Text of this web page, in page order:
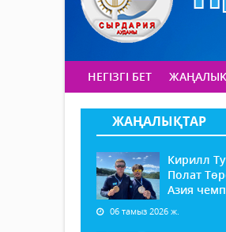
НЕГІЗГІ БЕТ
ЖАҢАЛЫҚТАР
Кирилл
Полат
Азия
06 тамыз 2026 ж.